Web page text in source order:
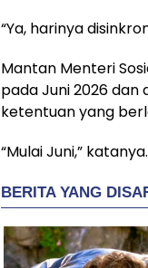
“Ya, harinya
Mantan Menteri
pada Juni 2026 dan
ketentuan yang
“Mulai Juni,” katanya.